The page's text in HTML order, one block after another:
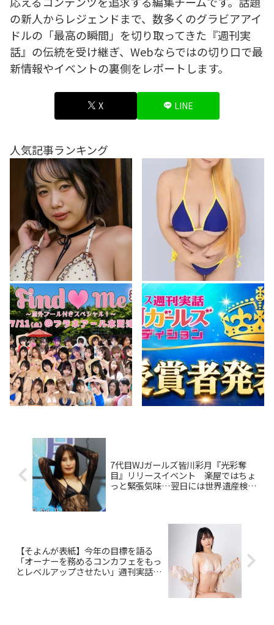
の新人からレジェンドまで、数多くのグラビアアイ
ドルの「最高の瞬間」を切り取ってきた『週刊実
話』の伝統を受け継ぎ、Webならではの切り口で最
新情報やイベントの裏側をレポートします。
X LINE
人気記事ランキング
7代目WJガールズ皆川彩月『光彩奪
目』リリースイベント 楽屋ではちょ
っと緊張気味…翌日には世界遺産検定
【そよんが表紙】今年の目標を語る
「オーナーを務めるコンカフェをもっ
とレベルアップさせたい」週刊実話